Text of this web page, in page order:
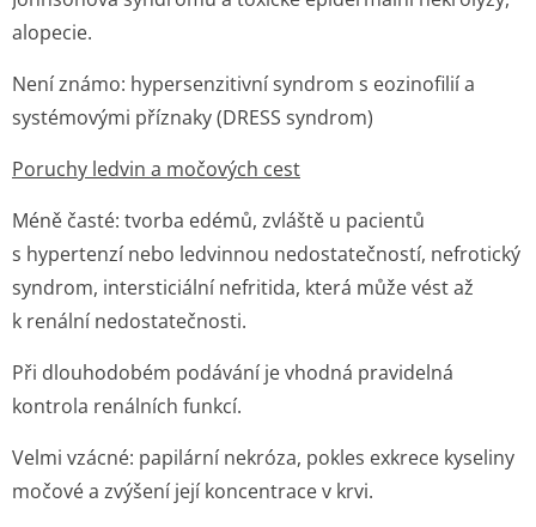
alopecie.
Není známo: hypersenzitivní syndrom s eozinofilií a
systémovými příznaky (DRESS syndrom)
Poruchy ledvin a močových cest
Méně časté: tvorba edémů, zvláště u pacientů
s hypertenzí nebo ledvinnou nedostatečností, nefrotický
syndrom, intersticiální nefritida, která může vést až
k renální nedostatečnosti.
Při dlouhodobém podávání je vhodná pravidelná
kontrola renálních funkcí.
Velmi vzácné: papilární nekróza, pokles exkrece kyseliny
močové a zvýšení její koncentrace v krvi.